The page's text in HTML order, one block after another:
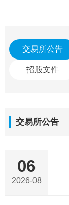
交易所公告
招股文件
交易所公告
06
2026-08